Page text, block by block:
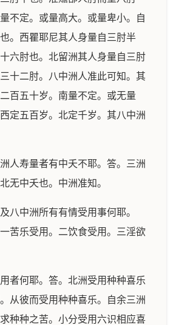
不定。或量高大。或量卑小。自
。西瞿耶尼其人身量自三肘半
六肘也。北留洲其人身量自三肘
十二肘。八中洲人准此可知。其
百五十岁。南量不定。或无量
定五百岁。北定千岁。其八中洲
人寿量者有中夭不耶。答。三洲
无中夭也。中洲准知。
八中洲所有有情受用事何耶。
苦乐受用。二饮食受用。三淫欲
者何耶。答。北洲受用种种喜乐
从彼而受用种种喜乐。自余三洲
种种之苦。小分受用六识相应喜